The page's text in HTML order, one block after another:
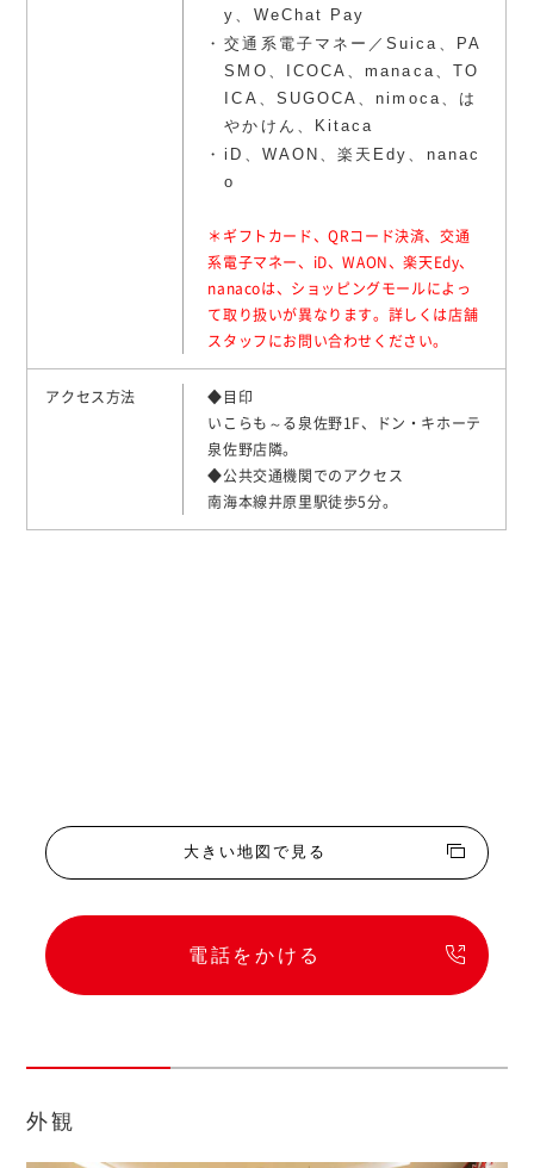
y、WeChat Pay
交通系電子マネー／Suica、PA
SMO、ICOCA、manaca、TO
ICA、SUGOCA、nimoca、は
やかけん、Kitaca
iD、WAON、楽天Edy、nanac
o
＊ギフトカード、QRコード決済、交通
系電子マネー、iD、WAON、楽天Edy、
nanacoは、ショッピングモールによっ
て取り扱いが異なります。詳しくは店舗
スタッフにお問い合わせください。
アクセス方法
◆目印
いこらも～る泉佐野1F、ドン・キホーテ
泉佐野店隣。
◆公共交通機関でのアクセス
南海本線井原里駅徒歩5分。
大きい地図で見る
電話をかける
外観